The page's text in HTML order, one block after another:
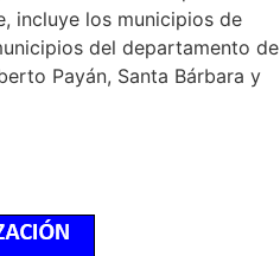
incluye los municipios de
del departamento de
Payán, Santa Bárbara y